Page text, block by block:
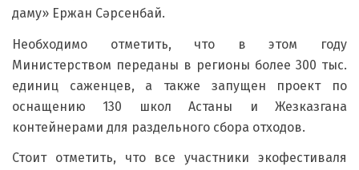
даму» Ержан Cәрсенбай.
Необходимо отметить, что в этом году
Министерством переданы в регионы более 300 тыс.
единиц саженцев, а также запущен проект по
оснащению 130 школ Астаны и Жезказгана
контейнерами для раздельного сбора отходов.
Стоит отметить, что все участники экофестиваля